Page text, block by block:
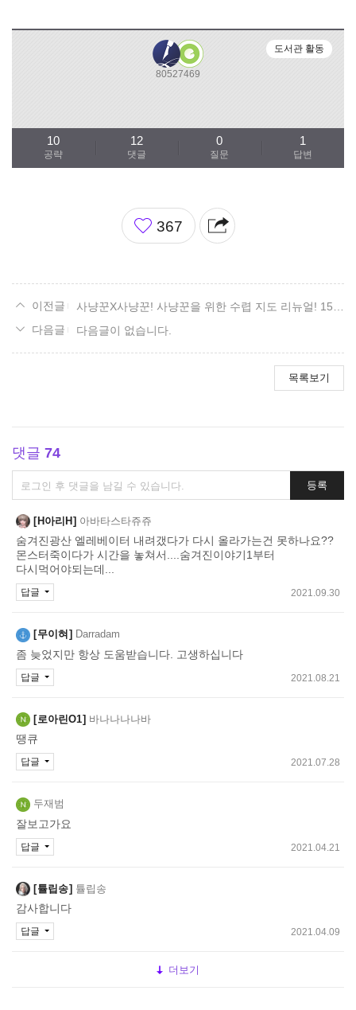
80527469
도서관 활동
공략
10
댓글
12
질문
0
답변
1
좋
아
367
사냥꾼X사냥꾼! 사냥꾼을 위한 수렵 지도 리뉴얼! 15. 볼다이크 편.
다음글이 없습니다.
목록보기
댓글 74
댓
글
쓰
기
등록
H아리H 아바타스타쥬쥬
숨겨진광산 엘레베이터 내려갰다가 다시 올라가는건 못하나요??
몬스터죽이다가 시간을 놓쳐서....숨겨진이야기1부터
다시먹어야되는데...
2021.09.30
답글
무이혀 Darradam
좀 늦었지만 항상 도움받습니다. 고생하십니다
2021.08.21
답글
로아린O1 바나나나나바
땡큐
2021.07.28
답글
두재범
잘보고가요
2021.04.21
답글
튤립송 튤립송
감사합니다
2021.04.09
답글
더보기